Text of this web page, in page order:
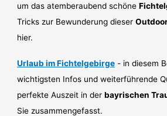
um das atemberaubend schöne
Tricks zur Bewunderung dieser
hier.
Urlaub im Fichtelgebirge - in diesem
wichtigsten Infos und weiterführende
perfekte Auszeit in derbayrischen
Sie zusammengefasst.